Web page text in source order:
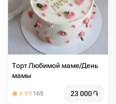
Торт Любимой маме/День
мамы
4.99 165 23 000֏